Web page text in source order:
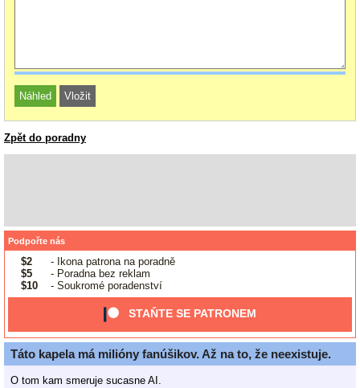
Zpět do poradny
Podpořte nás
$2
- Ikona patrona na poradně
$5
- Poradna bez reklam
$10
- Soukromé poradenství
STAŇTE SE PATRONEM
Táto kapela má milióny fanúšikov. Až na to, že neexistuje.
O tom kam smeruje sucasne AI.